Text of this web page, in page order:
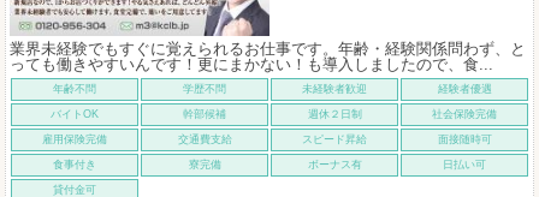
業界未経験でもすぐに覚えられるお仕事です。年齢・経験関係問わず、と
っても働きやすいんです！更にまかない！も導入しましたので、食...
年齢不問 学歴不問 未経験者歓迎 経験者優遇
バイトOK 幹部候補 週休２日制 社会保険完備
雇用保険完備 交通費支給 スピード昇給 面接随時可
食事付き 寮完備 ボーナス有 日払い可
貸付金可